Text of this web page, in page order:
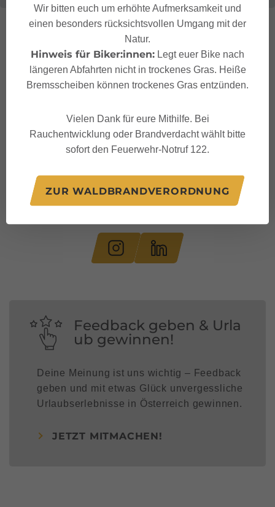
Feedback geben & Urla
ub gewinnen!
Deine Meinung ist uns wichtig – Feedback
geben und mit etwas Glück unvergessliche
Urlaubserlebnisse in Österreich gewinnen.
JETZT MITMACHEN!
Wir bitten euch um erhöhte Aufmerksamkeit und
einen besonders rücksichtsvollen Umgang mit der
Natur.
Hinweis für Biker:innen: Legt euer Bike nach
längeren Abfahrten nicht in trockenes Gras. Heiße
Bremsscheiben können trockenes Gras entzünden.
Vielen Dank für eure Mithilfe. Bei
Rauchentwicklung oder Brandverdacht wählt bitte
sofort den Feuerwehr-Notruf 122.
ZUR WALDBRANDVERORDNUNG